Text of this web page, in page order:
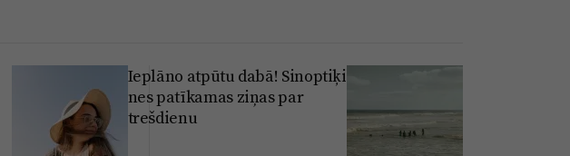
Ieplāno atpūtu dabā! Sinoptiķi
nes patīkamas ziņas par
trešdienu